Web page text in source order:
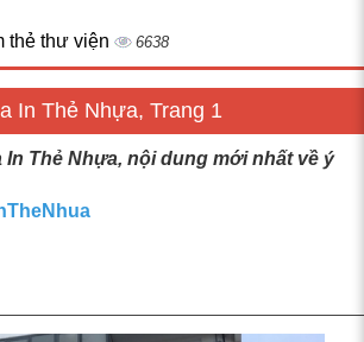
thẻ thư viện 6638
In Thẻ Nhựa, Trang 1
In Thẻ Nhựa, nội dung mới nhất về ý